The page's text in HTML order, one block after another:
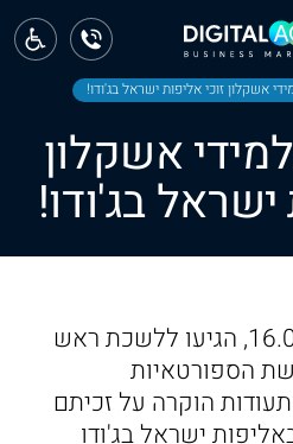
אשקלון זוכי אליפות ישראל בג'ודו!
אשקלון
ישראל בג'ודו!
ביום שלישי, 16.08.2022, הגיעו ללשכת ראש
הספורטאיות
הוקרה על זכיתם
ישראל בג'ודו
ראשי
חדשות
צפון
חיפה
מרכז
ירושלים
תל אביב